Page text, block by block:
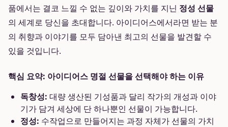
품에서는 결코 느낄 수 없는 깊이와 가치를 지닌 정성 선물
의 세계로 당신을 초대합니다. 아이디어스에서라면 받는 분
의 취향과 이야기를 모두 담아낸 최고의 선물을 발견할 수
있을 것입니다.
핵심 요약: 아이디어스 명절 선물을 선택해야 하는 이유
독창성: 대량 생산된 기성품과 달리 작가의 개성과 이야
기가 담겨 세상에 단 하나뿐인 선물이 가능합니다.
정성: 수작업으로 만들어지는 과정 자체가 선물의 가치